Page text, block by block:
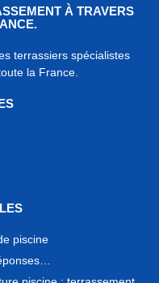
À TRAVERS
terrassiers spécialistes
la France.
piscine